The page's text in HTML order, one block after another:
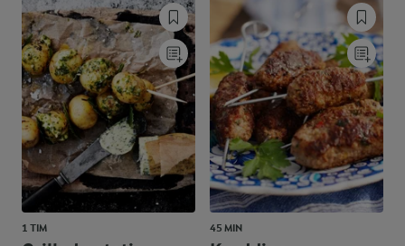
1 TIM 45 MIN